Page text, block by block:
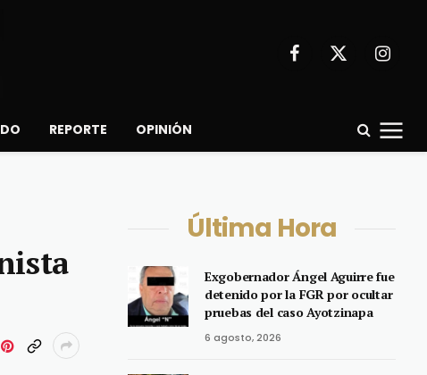
Facebook
X
REPORTE OPINIÓN
Última Hora
Exgobernador Ángel Aguirre fue
detenido por la FGR por ocultar
pruebas del caso Ayotzinapa
6 agosto, 2026